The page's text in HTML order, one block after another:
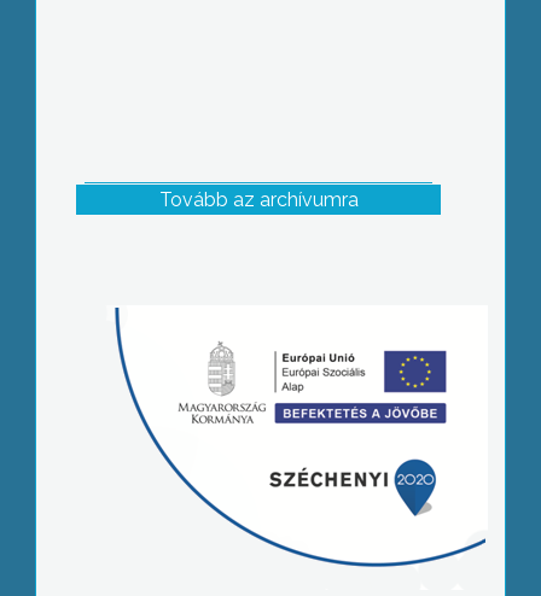
Tovább az archívumra